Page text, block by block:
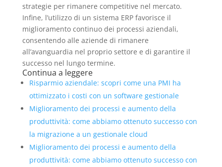
strategie per rimanere competitive nel mercato.
Infine, l’utilizzo di un sistema ERP favorisce il
miglioramento continuo dei processi aziendali,
consentendo alle aziende di rimanere
all’avanguardia nel proprio settore e di garantire il
successo nel lungo termine.
Continua a leggere
Risparmio aziendale: scopri come una PMI ha
ottimizzato i costi con un software gestionale
Miglioramento dei processi e aumento della
produttività: come abbiamo ottenuto successo con
la migrazione a un gestionale cloud
Miglioramento dei processi e aumento della
produttività: come abbiamo ottenuto successo con